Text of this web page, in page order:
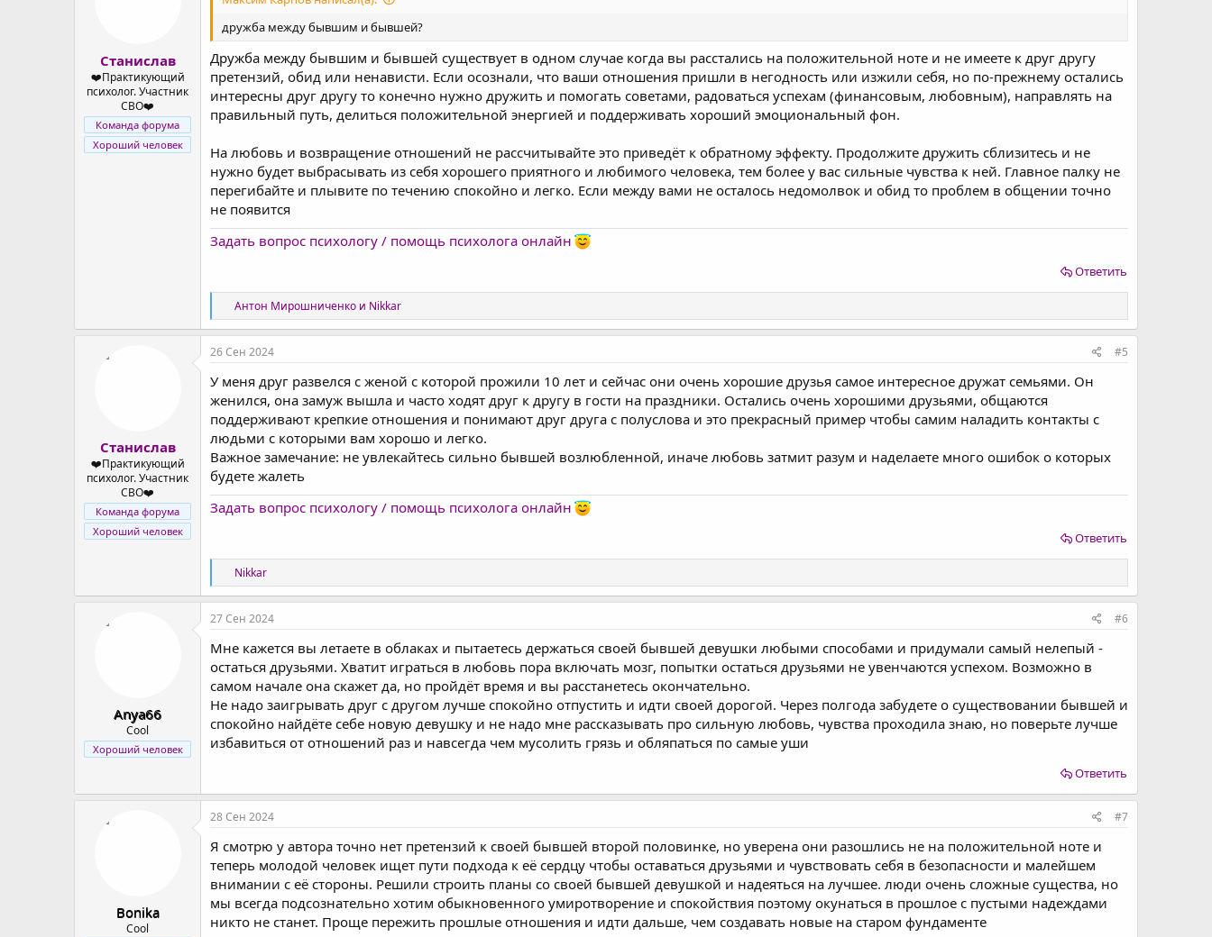
и
Станислав
❤️Практикующий
психолог. Участник
СВО❤️
Команда форума
Хороший человек
дружба между бывшим и бывшей?
Дружба между бывшим и бывшей существует в одном случае когда вы расстались на положительной ноте и не имеете к друг другу
претензий, обид или ненависти. Если осознали, что ваши отношения пришли в негодность или изжили себя, но по-прежнему остались
интересны друг другу то конечно нужно дружить и помогать советами, радоваться успехам (финансовым, любовным), направлять на
правильный путь, делиться положительной энергией и поддерживать хороший эмоциональный фон.
На любовь и возвращение отношений не рассчитывайте это приведёт к обратному эффекту. Продолжите дружить сблизитесь и не
нужно будет выбрасывать из себя хорошего приятного и любимого человека, тем более у вас сильные чувства к ней. Главное палку не
перегибайте и плывите по течению спокойно и легко. Если между вами не осталось недомолвок и обид то проблем в общении точно
не появится
Задать вопрос психологу / помощь психолога онлайн
Ответить
Р
е
а
к
и
и
:
Антон Мирошниченко и Nikkar
Станислав
❤️Практикующий
психолог. Участник
СВО❤️
Команда форума
Хороший человек
26 Сен 2024 #5
У меня друг развелся с женой с которой прожили 10 лет и сейчас они очень хорошие друзья самое интересное дружат семьями. Он
женился, она замуж вышла и часто ходят друг к другу в гости на праздники. Остались очень хорошими друзьями, общаются
поддерживают крепкие отношения и понимают друг друга с полуслова и это прекрасный пример чтобы самим наладить контакты с
людьми с которыми вам хорошо и легко.
Важное замечание: не увлекайтесь сильно бывшей возлюбленной, иначе любовь затмит разум и наделаете много ошибок о которых
будете жалеть
Задать вопрос психологу / помощь психолога онлайн
Ответить
Р
е
а
к
и
и
:
Nikkar
Anya66
Cool
Хороший человек
27 Сен 2024 #6
Мне кажется вы летаете в облаках и пытаетесь держаться своей бывшей девушки любыми способами и придумали самый нелепый -
остаться друзьями. Хватит играться в любовь пора включать мозг, попытки остаться друзьями не увенчаются успехом. Возможно в
самом начале она скажет да, но пройдёт время и вы расстанетесь окончательно.
Не надо заигрывать друг с другом лучше спокойно отпустить и идти своей дорогой. Через полгода забудете о существовании бывшей и
спокойно найдёте себе новую девушку и не надо мне рассказывать про сильную любовь, чувства проходила знаю, но поверьте лучше
избавиться от отношений раз и навсегда чем мусолить грязь и обляпаться по самые уши
Ответить
Bonika
Cool
28 Сен 2024 #7
Я смотрю у автора точно нет претензий к своей бывшей второй половинке, но уверена они разошлись не на положительной ноте и
теперь молодой человек ищет пути подхода к её сердцу чтобы оставаться друзьями и чувствовать себя в безопасности и малейшем
внимании с её стороны. Решили строить планы со своей бывшей девушкой и надеяться на лучшее. люди очень сложные существа, но
мы всегда подсознательно хотим обыкновенного умиротворение и спокойствия поэтому окунаться в прошлое с пустыми надеждами
никто не станет. Проще пережить прошлые отношения и идти дальше, чем создавать новые на старом фундаменте